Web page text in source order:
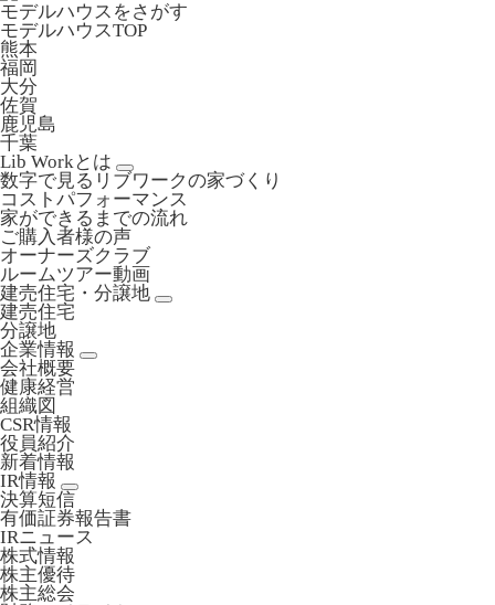
モデルハウスをさがす
モデルハウスTOP
熊本
福岡
大分
佐賀
鹿児島
千葉
Lib Workとは
数字で見るリブワークの家づくり
コストパフォーマンス
家ができるまでの流れ
ご購入者様の声
オーナーズクラブ
ルームツアー動画
建売住宅・分譲地
建売住宅
分譲地
企業情報
会社概要
健康経営
組織図
CSR情報
役員紹介
新着情報
IR情報
決算短信
有価証券報告書
IRニュース
株式情報
株主優待
株主総会